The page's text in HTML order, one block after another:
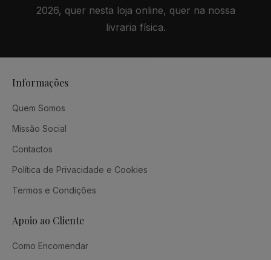
2026, quer nesta loja online, quer na nossa
livraria física.
Informações
Quem Somos
Missão Social
Contactos
Política de Privacidade e Cookies
Termos e Condições
Apoio ao Cliente
Como Encomendar